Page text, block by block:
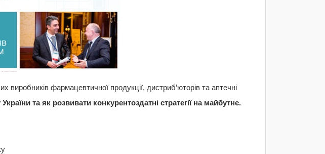
фармацевтичної продукції, дистриб’юторів та аптечні
та як розвивати конкурентоздатні стратегії на майбутнє.